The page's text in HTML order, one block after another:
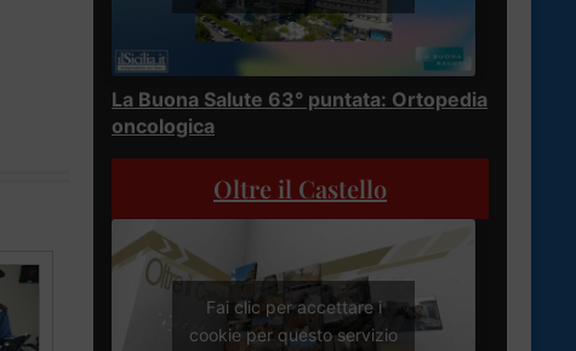
La Buona Salute 63° puntata: Ortopedia
oncologica
Oltre il Castello
Fai clic per accettare i
cookie per questo servizio